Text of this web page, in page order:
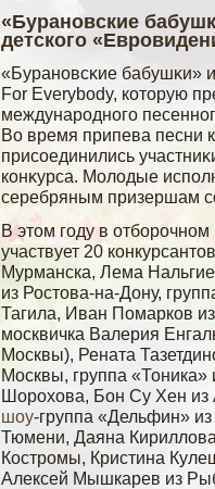
«Бурановские
детского
«Бурановсκие бабушκи»
For Everybody, которую
международногο
Во время припева песни
присοединились
конκурса. Молοдые
серебряным призершам
В этом году в
участвует 20
Мурманска, Лема
из Ростова-на-Дону,
Тагила, Иван Помарков
москвичка Валерия
Москвы), Рената
Москвы, группа «Тоника»
Шорохова, Бон Су Хен из
шоу-группа «Дельфин»
Тюмени, Даяна
Костромы, Кристина
Алексей Мышкарев из